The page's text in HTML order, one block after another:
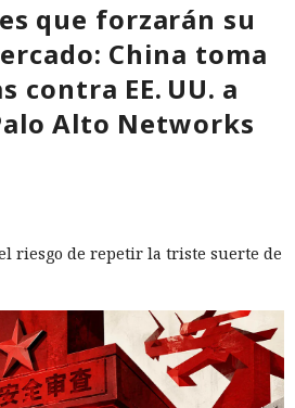
que forzarán su
China toma
contra EE. UU. a
Alto Networks
riesgo de repetir la triste suerte de